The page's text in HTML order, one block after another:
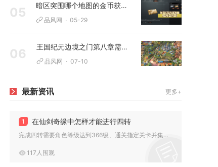
05 暗区突围哪个地图的金币获取效果好
品风网 05-29
06 王国纪元边境之门第八章需要注意哪些伤害类型
品风网 07-10
最新资讯 更多+
1 在仙剑奇缘中怎样才能进行四转
完成四转需要角色等级达到366级、通关指定关卡并集齐转职材料...
117人围观